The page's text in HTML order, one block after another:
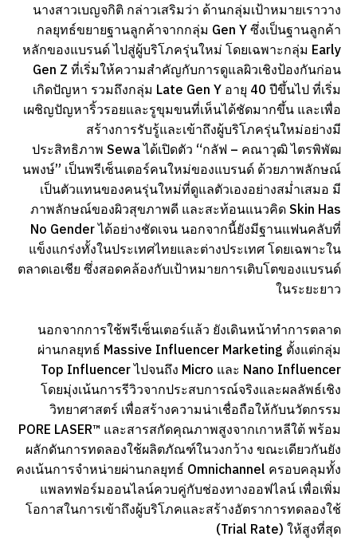
นางสาวเบญจกิติ กล่าวเสริมว่า ด้านกลุ่มเป้าหมายเราวาง
กลยุทธ์ขยายฐานลูกค้าจากกลุ่ม Gen Y ซึ่งเป็นฐานลูกค้า
หลักของแบรนด์ ไปสู่ผู้บริโภครุ่นใหม่ โดยเฉพาะกลุ่ม Early
Gen Z ที่เริ่มให้ความสำคัญกับการดูแลผิวเชิงป้องกันก่อน
เกิดปัญหา รวมถึงกลุ่ม Late Gen Y อายุ 40 ปีขึ้นไป ที่เริ่ม
เผชิญปัญหาริ้วรอยและรูขุมขนที่เห็นได้ชัดมากขึ้น และเพื่อ
สร้างการรับรู้และเข้าถึงผู้บริโภครุ่นใหม่อย่างมี
ประสิทธิภาพ Sewa ได้เปิดตัว “กลัฟ – คณาวุฒิ ไตรพิพัฒ
นพงษ์” เป็นพรีเซ็นเตอร์คนใหม่ของแบรนด์ ด้วยภาพลักษณ์
เป็นตัวแทนของคนรุ่นใหม่ที่ดูแลตัวเองอย่างสม่ำเสมอ มี
ภาพลักษณ์ของผิวสุขภาพดี และสะท้อนแนวคิด Skin Has
No Gender ได้อย่างชัดเจน นอกจากนี้ยังมีฐานแฟนคลับที่
แข็งแกร่งทั้งในประเทศไทยและต่างประเทศ โดยเฉพาะใน
ตลาดเอเชีย ซึ่งสอดคล้องกับเป้าหมายการเติบโตของแบรนด์
ในระยะยาว
นอกจากการใช้พรีเซ็นเตอร์แล้ว ยังเดินหน้าทำการตลาด
ผ่านกลยุทธ์ Massive Influencer Marketing ตั้งแต่กลุ่ม
Top Influencer ไปจนถึง Micro และ Nano Influencer
โดยมุ่งเน้นการรีวิวจากประสบการณ์จริงและผลลัพธ์เชิง
วิทยาศาสตร์ เพื่อสร้างความน่าเชื่อถือให้กับนวัตกรรม
PORE LASER™ และสารสกัดคุณภาพสูงจากเกาหลีใต้ พร้อม
ผลักดันการทดลองใช้ผลิตภัณฑ์ในวงกว้าง ขณะเดียวกันยัง
คงเน้นการจำหน่ายผ่านกลยุทธ์ Omnichannel ครอบคลุมทั้ง
แพลทฟอร์มออนไลน์ควบคู่กับช่องทางออฟไลน์ เพื่อเพิ่ม
โอกาสในการเข้าถึงผู้บริโภคและสร้างอัตราการทดลองใช้
(Trial Rate) ให้สูงที่สุด